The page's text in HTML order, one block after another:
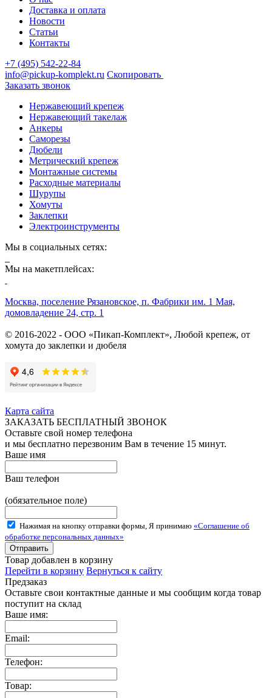
Доставка и оплата
Новости
Статьи
Контакты
+7 (495) 542-22-84
info@pickup-komplekt.ru Скопировать
Заказать звонок
Нержавеющий крепеж
Нержавеющий такелаж
Анкеры
Саморезы
Дюбели
Метрический крепеж
Монтажные системы
Расходные материалы
Шурупы
Хомуты
Заклепки
Электроинструменты
Мы в социальных сетях:
Мы на макетплейсах:
Москва, поселение Рязановское, п. Фабрики им. 1 Мая,
домовладение 24, стр. 1
© 2016-2022 - ООО «Пикап-Комплект», Любой крепеж, от
хомута до заклепки и дюбеля
Карта сайта
ЗАКАЗАТЬ БЕСПЛАТНЫЙ ЗВОНОК
Оставьте свой номер телефона
и мы бесплатно перезвоним Вам в течение 15 минут.
Ваше имя
Ваш телефон
(обязательное поле)
Нажимая на кнопку отправки формы, Я принимаю «Соглашение об
обработке персональных данных»
Товар добавлен в корзину
Перейти в корзину Вернуться к сайту
Предзаказ
Оставьте свои контактные данные и мы сообщим когда товар
поступит на склад
Ваше имя:
Email:
Телефон:
Товар: